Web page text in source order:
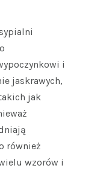
i
jaskrawych,
jak
również
wzorów i